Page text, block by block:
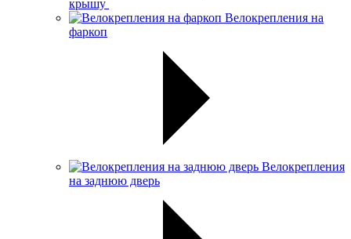
крышу
Велокрепления на
фаркоп
Велокрепления
на заднюю дверь